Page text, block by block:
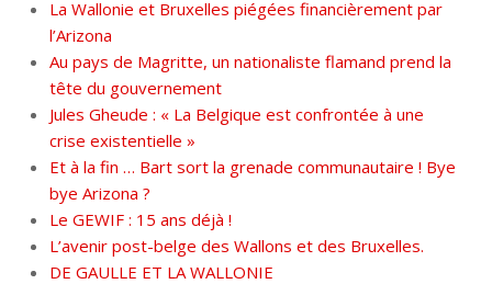
La Wallonie et Bruxelles piégées financièrement par
l’Arizona
Au pays de Magritte, un nationaliste flamand prend la
tête du gouvernement
Jules Gheude : « La Belgique est confrontée à une
crise existentielle »
Et à la fin … Bart sort la grenade communautaire ! Bye
bye Arizona ?
Le GEWIF : 15 ans déjà !
L’avenir post-belge des Wallons et des Bruxelles.
DE GAULLE ET LA WALLONIE